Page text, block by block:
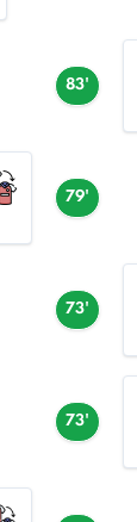
83'
79'
73'
73'